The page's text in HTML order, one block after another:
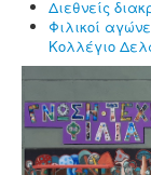
Διεθνείς
Φιλικοί
Κολλέγιο